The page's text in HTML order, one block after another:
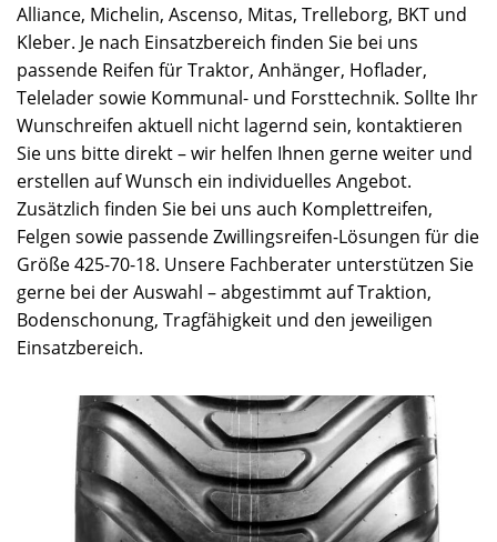
Alliance, Michelin, Ascenso, Mitas, Trelleborg, BKT und
Kleber. Je nach Einsatzbereich finden Sie bei uns
passende Reifen für Traktor, Anhänger, Hoflader,
Telelader sowie Kommunal- und Forsttechnik. Sollte Ihr
Wunschreifen aktuell nicht lagernd sein, kontaktieren
Sie uns bitte direkt – wir helfen Ihnen gerne weiter und
erstellen auf Wunsch ein individuelles Angebot.
Zusätzlich finden Sie bei uns auch Komplettreifen,
Felgen sowie passende Zwillingsreifen-Lösungen für die
Größe 425-70-18. Unsere Fachberater unterstützen Sie
gerne bei der Auswahl – abgestimmt auf Traktion,
Bodenschonung, Tragfähigkeit und den jeweiligen
Einsatzbereich.